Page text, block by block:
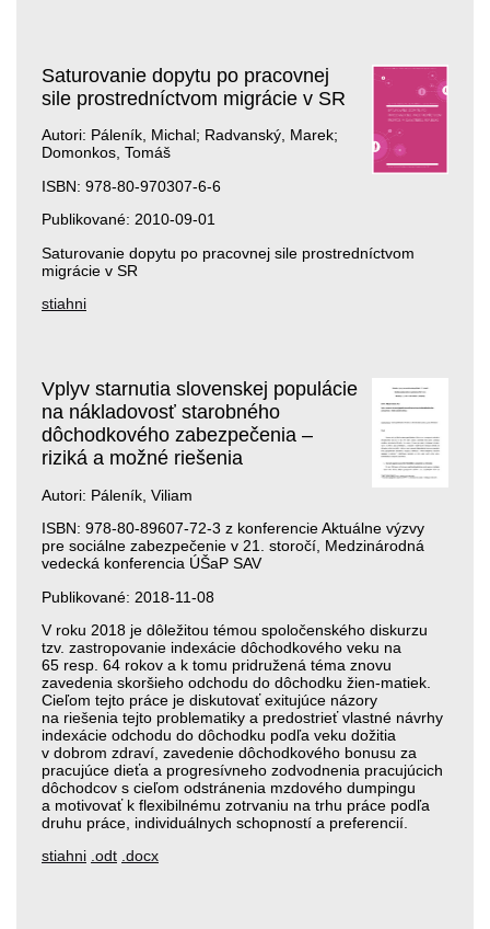
Saturovanie dopytu po pracovnej
sile prostredníctvom migrácie v SR
Autori: Páleník, Michal; Radvanský, Marek;
Domonkos, Tomáš
ISBN: 978-80-970307-6-6
Publikované: 2010-09-01
Saturovanie dopytu po pracovnej sile prostredníctvom
migrácie v SR
stiahni
Vplyv starnutia slovenskej populácie
na nákladovosť starobného
dôchodkového zabezpečenia –
riziká a možné riešenia
Autori: Páleník, Viliam
ISBN: 978-80-89607-72-3 z konferencie Aktuálne výzvy
pre sociálne zabezpečenie v 21. storočí, Medzinárodná
vedecká konferencia ÚŠaP SAV
Publikované: 2018-11-08
V roku 2018 je dôležitou témou spoločenského diskurzu
tzv. zastropovanie indexácie dôchodkového veku na
65 resp. 64 rokov a k tomu pridružená téma znovu
zavedenia skoršieho odchodu do dôchodku žien-matiek.
Cieľom tejto práce je diskutovať exitujúce názory
na riešenia tejto problematiky a predostrieť vlastné návrhy
indexácie odchodu do dôchodku podľa veku dožitia
v dobrom zdraví, zavedenie dôchodkového bonusu za
pracujúce dieťa a progresívneho zodvodnenia pracujúcich
dôchodcov s cieľom odstránenia mzdového dumpingu
a motivovať k flexibilnému zotrvaniu na trhu práce podľa
druhu práce, individuálnych schopností a preferencií.
stiahni .odt .docx